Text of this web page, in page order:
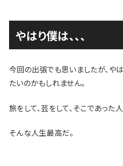
やはり僕は、、、
今回の出張でも思いましたが、や
たいのかもしれません。
旅をして、芸をして、そこであった
そんな人生最高だ。